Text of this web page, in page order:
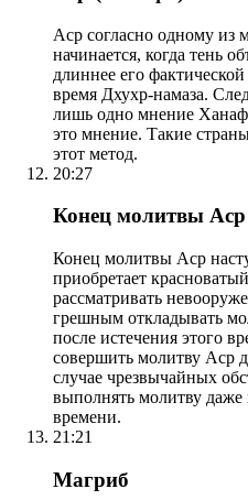
Аср согласно одному из
начинается, когда тень
длиннее его
время Дхухр-намаза.
лишь одно мнение
это мнение. Такие
этот метод.
20:27
Конец молитвы Аср
Конец молитвы Аср
приобретает
рассматривать
грешным откладывать
после истечения этого
совершить молитву Аср
случае чрезвычайных
выполнять молитву даже
времени.
21:21
Магриб